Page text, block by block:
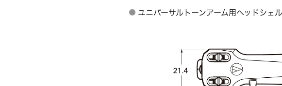
ユニバーサルトーンアーム用ヘッドシェ